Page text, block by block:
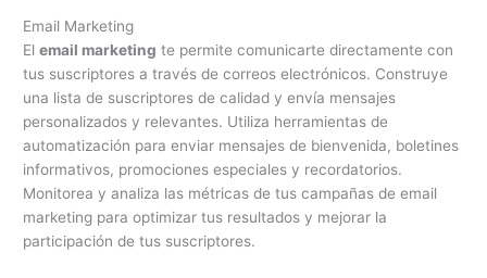
Email Marketing
Elemail marketing te permite comunicarte directamente con
tus suscriptores a través de correos electrónicos. Construye
una lista de suscriptores de calidad y envía mensajes
personalizados y relevantes. Utiliza herramientas de
automatización para enviar mensajes de bienvenida, boletines
informativos, promociones especiales y recordatorios.
Monitorea y analiza las métricas de tus campañas de email
marketing para optimizar tus resultados y mejorar la
participación de tus suscriptores.